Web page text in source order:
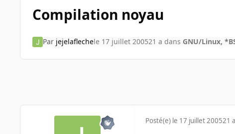
Compilation noyau
Par jejelaflechele 17 juillet 200521 a dans GNU/Linux,
Posté(e) le 17 juillet 200521 a